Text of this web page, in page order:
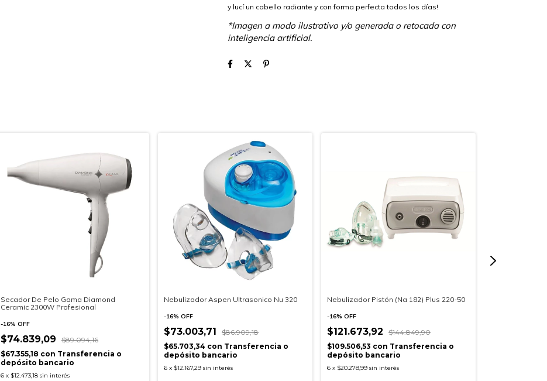
y lucí un cabello radiante y con forma perfecta todos los días!
*Imagen a modo ilustrativo y/o generada o retocada con
inteligencia artificial.
Secador De Pelo Gama Diamond
Ceramic 2300W Profesional
-16% OFF
$74.839,09
$89.094,16
$67.355,18 con Transferencia o
depósito bancario
6 x $12.473,18 sin interés
Nebulizador Aspen Ultrasonico Nu 320
-16% OFF
$73.003,71
$86.909,18
$65.703,34 con Transferencia o
depósito bancario
6 x $12.167,29 sin interés
Nebulizador Pistón (Na 182) Plus 220-50
-16% OFF
$121.673,92
$144.849,90
$109.506,53 con Transferencia o
depósito bancario
6 x $20.278,99 sin interés